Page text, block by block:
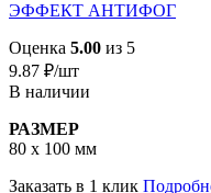
ЭФФЕКТ АНТИФОГ
Оценка 5.00 из 5
9.87 ₽/шт
В наличии
РАЗМЕР
80 х 100 мм
Заказать в 1 клик